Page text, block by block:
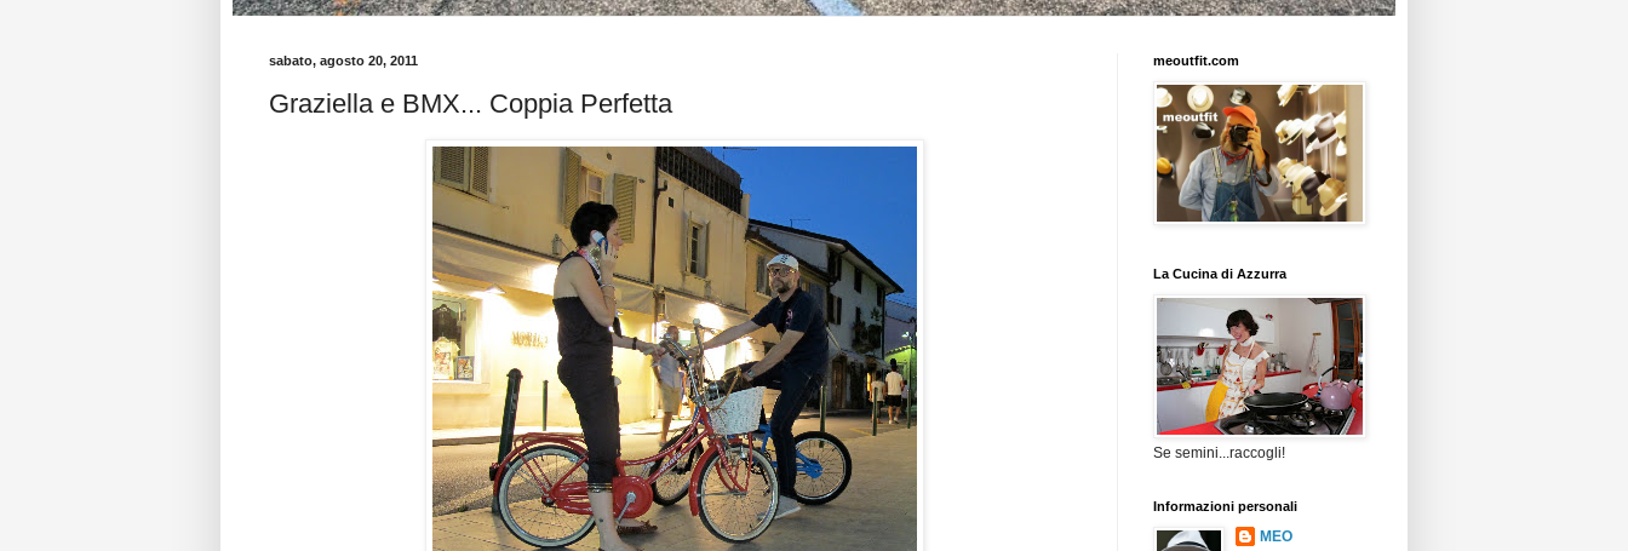
sabato, agosto 20, 2011
Graziella e BMX... Coppia Perfetta
meoutfit.com
La Cucina di Azzurra
Se semini...raccogli!
Informazioni personali
MEO